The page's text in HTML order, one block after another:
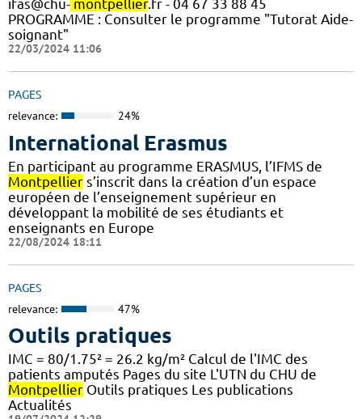
ifas@chu- montpellier.fr - 04 67 33 88 45
PROGRAMME : Consulter le programme "Tutorat Aide-
soignant"
22/03/2024 11:06
PAGES
relevance: 24%
International Erasmus
En participant au programme ERASMUS, l’IFMS de
Montpellier s’inscrit dans la création d’un espace
européen de l’enseignement supérieur en
développant la mobilité de ses étudiants et
enseignants en Europe
22/08/2024 18:11
PAGES
relevance: 47%
Outils pratiques
IMC = 80/1.75² = 26.2 kg/m² Calcul de l'IMC des
patients amputés Pages du site L'UTN du CHU de
Montpellier Outils pratiques Les publications
Actualités